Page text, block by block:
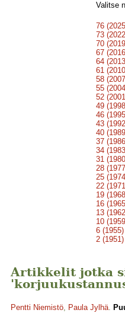
Valitse
76
73
70
67
64
61
58
55
52
49
46
43
40
37
34
31
28
25
22
19
16
13
10
6 (1955)
2 (1951)
Artikkelit jotka
Pentti Niemistö, Paula Jylhä.